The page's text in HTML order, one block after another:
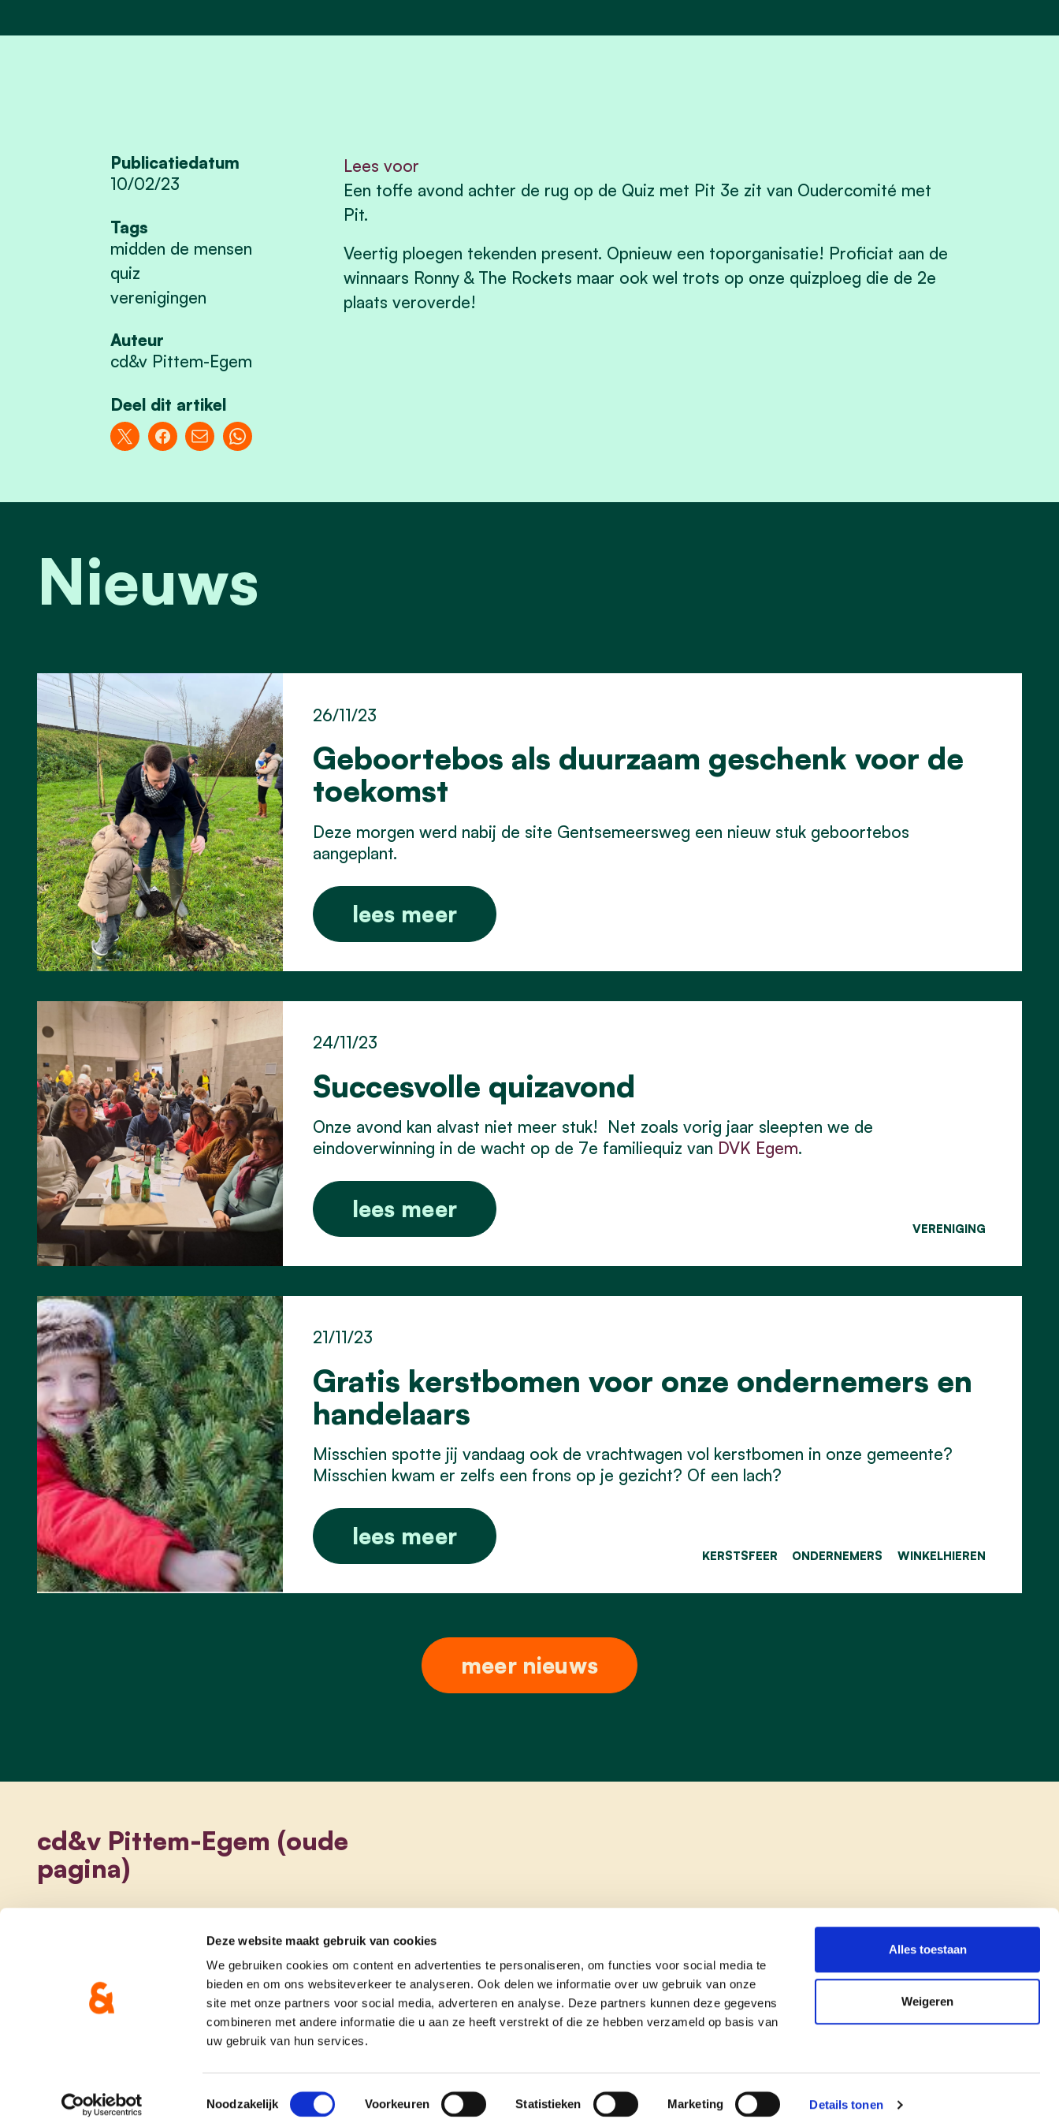
Deze website maakt gebruik van cookies
We gebruiken cookies om content en advertenties te personaliseren, om functies voor social media te
bieden en om ons websiteverkeer te analyseren. Ook delen we informatie over uw gebruik van onze
site met onze partners voor social media, adverteren en analyse. Deze partners kunnen deze gegevens
combineren met andere informatie die u aan ze heeft verstrekt of die ze hebben verzameld op basis van
uw gebruik van hun services.
Toestemmingsselectie
Noodzakelijk Voorkeuren Statistieken Marketing Details tonen
Alles toestaan
Weigeren
Publicatiedatum
10/02/23
Tags
midden de mensen
quiz
verenigingen
Auteur
cd&v Pittem-Egem
Deel dit artikel
Lees voor
Een toffe avond achter de rug op de Quiz met Pit 3e zit van Oudercomité met
Pit.
Veertig ploegen tekenden present. Opnieuw een toporganisatie! Proficiat aan de
winnaars Ronny & The Rockets maar ook wel trots op onze quizploeg die de 2e
plaats veroverde!
Nieuws
Geboortebos als duurzaam geschenk voor de
toekomst
26/11/23
Deze morgen werd nabij de site Gentsemeersweg een nieuw stuk geboortebos
aangeplant.
lees meer
Succesvolle quizavond
24/11/23
Onze avond kan alvast niet meer stuk! Net zoals vorig jaar sleepten we de
eindoverwinning in de wacht op de 7e familiequiz van DVK Egem.
lees meer
VERENIGING
Gratis kerstbomen voor onze ondernemers en
handelaars
21/11/23
Misschien spotte jij vandaag ook de vrachtwagen vol kerstbomen in onze gemeente?
Misschien kwam er zelfs een frons op je gezicht? Of een lach?
lees meer
KERSTSFEER ONDERNEMERS WINKELHIEREN
meer nieuws
cd&v Pittem-Egem (oude
pagina)
onze partij doe mee contact